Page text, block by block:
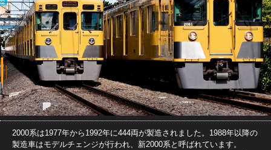
2000系は1977年から1992年に444両が製造されました。1988年以降の
製造車はモデルチェンジが行われ、新2000系と呼ばれています。